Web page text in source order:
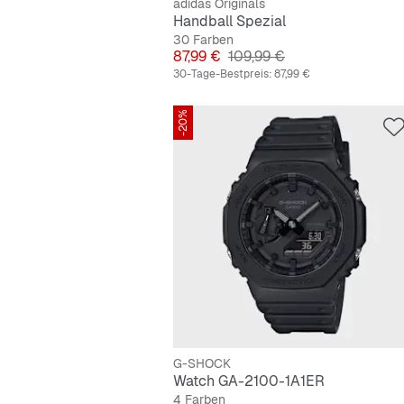
adidas Originals
Handball Spezial
30 Farben
Preis
87,99 € Originalpreis
109,99 €
30-Tage-Bestpreis:87,99 €
-20%
G-SHOCK
Watch GA-2100-1A1ER
4 Farben